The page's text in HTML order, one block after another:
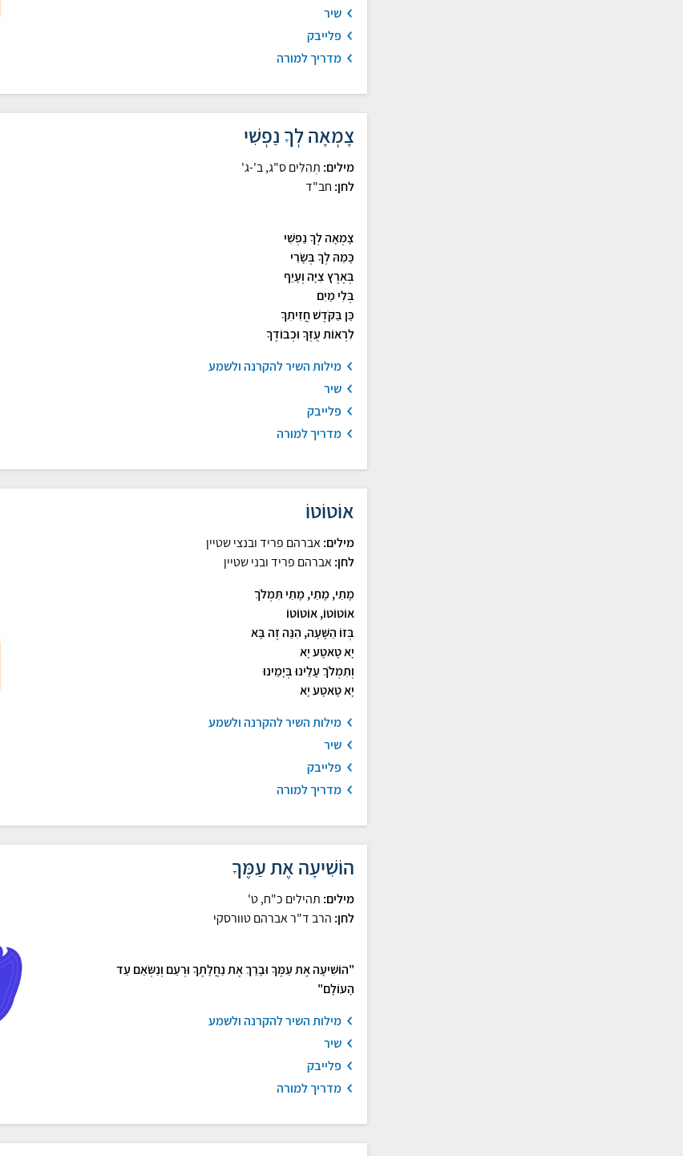
שיר
פלייבק
מדריך למורה
צָמְאָה לְךָ נַפְשִׁי
מילים: תְהִלִּים ס"ג, ב'-ג'
לחן: חב"ד
צָמְאָה לְךָ נַפְשִׁי
כָּמַהּ לְךָ בְּשָׂרִי
בְּאֶרֶץ צִיָּה וְעָיֵף
בְּלִי מַיִם
כֵּן בַּקֹּדֶשׁ חֲזִיתִךָ
לִרְאוֹת עֻזְּךָ וּכְבוֹדֶךָ
מילות השיר להקרנה ולשמע
שיר
פלייבק
מדריך למורה
אוֹטוֹטוֹ
מילים:אברהם פריד ובנצי שטיין
לחן:אברהם פריד ובני שטיין
מָתַי, מָתַי, מָתַי תִּמְלֹךְ
אוֹטוֹטוֹ, אוֹטוֹטוֹ
בְּזוֹ הַשָּׁעָה, הִנֵּה זֶה בָּא
יָא טָאטָע יָא
וְתִמְלֹךְ עָלֵינוּ בְּיָמֵינוּ
יָא טָאטָע יָא
מילות השיר להקרנה ולשמע
שיר
פלייבק
מדריך למורה
הוֹשִׁיעָה אֶת עַמֶּךָ
מילים: תהילים כ"ח, ט'
לחן: הרב ד"ר אברהם טוורסקי
"הוֹשִׁיעָה אֶת עַמֶּךָ וּבָרֵךְ אֶת נַחֲלָתֶךָ וּרְעֵם וְנַשְּׂאֵם עַד
הָעוֹלָם"
מילות השיר להקרנה ולשמע
שיר
פלייבק
מדריך למורה